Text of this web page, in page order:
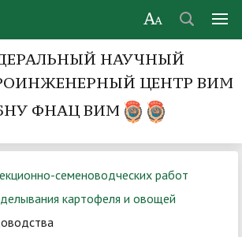
НАУЧНЫЙ
ЦЕНТР ВИМ
ФНАЦ ВИМ
семеноводческих работ
картофеля и овощей